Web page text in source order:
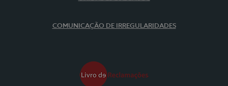
COMUNICAÇÃO DE IRREGULARIDADES